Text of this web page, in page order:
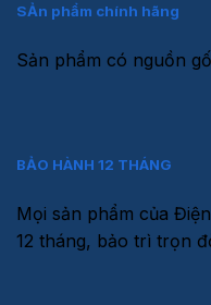
SẢn phẩm chính hãng
Sản phẩm có nguồn
BẢO HÀNH 12 THÁNG
Mọi sản phẩm của
12 tháng, bảo trì trọn